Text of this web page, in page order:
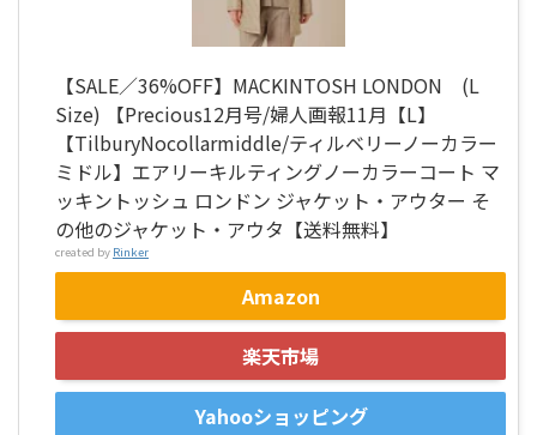
【SALE／36%OFF】MACKINTOSH LONDON (L
Size) 【Precious12月号/婦人画報11月【L】
【TilburyNocollarmiddle/ティルベリーノーカラー
ミドル】エアリーキルティングノーカラーコート マ
ッキントッシュ ロンドン ジャケット・アウター そ
の他のジャケット・アウタ【送料無料】
created by Rinker
Amazon
楽天市場
Yahooショッピング